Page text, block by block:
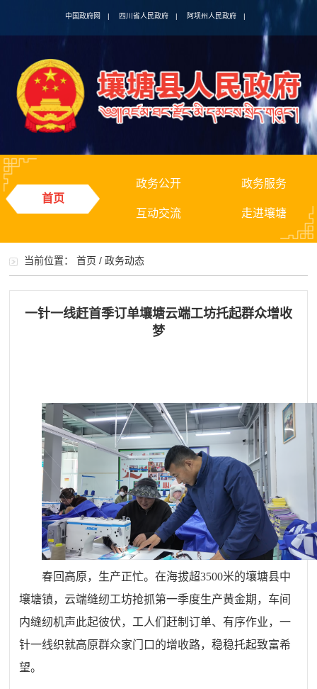
中国政府网 | 四川省人民政府 | 阿坝州人民政府 |
首页
政务公开 政务服务
互动交流 走进壤塘
当前位置：首页 /政务动态
一针一线赶首季订单壤塘云端工坊托起群众增收
梦
春回高原，生产正忙。在海拔超3500米的壤塘县中
壤塘镇，云端缝纫工坊抢抓第一季度生产黄金期，车间
内缝纫机声此起彼伏，工人们赶制订单、有序作业，一
针一线织就高原群众家门口的增收路，稳稳托起致富希
望。